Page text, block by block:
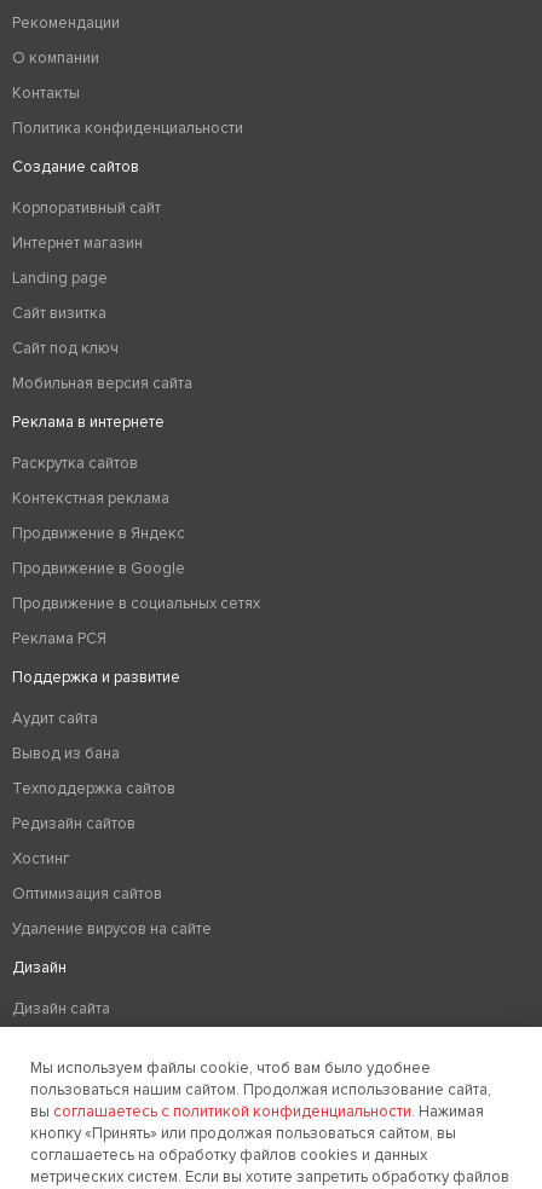
Рекомендации
О компании
Контакты
Политика конфиденциальности
Создание сайтов
Корпоративный сайт
Интернет магазин
Landing page
Сайт визитка
Сайт под ключ
Мобильная версия сайта
Реклама в интернете
Раскрутка сайтов
Контекстная реклама
Продвижение в Яндекс
Продвижение в Google
Продвижение в социальных сетях
Реклама РСЯ
Поддержка и развитие
Аудит сайта
Вывод из бана
Техподдержка сайтов
Редизайн сайтов
Хостинг
Оптимизация сайтов
Удаление вирусов на сайте
Дизайн
Дизайн сайта
Создание фирменного стиля
Заказать звонок
Мы используем файлы cookie, чтоб вам было удобнее
пользоваться нашим сайтом. Продолжая использование сайта,
вы соглашаетесь с политикой конфиденциальности. Нажимая
кнопку «Принять» или продолжая пользоваться сайтом, вы
соглашаетесь на обработку файлов cookies и данных
метрических систем. Если вы хотите запретить обработку файлов